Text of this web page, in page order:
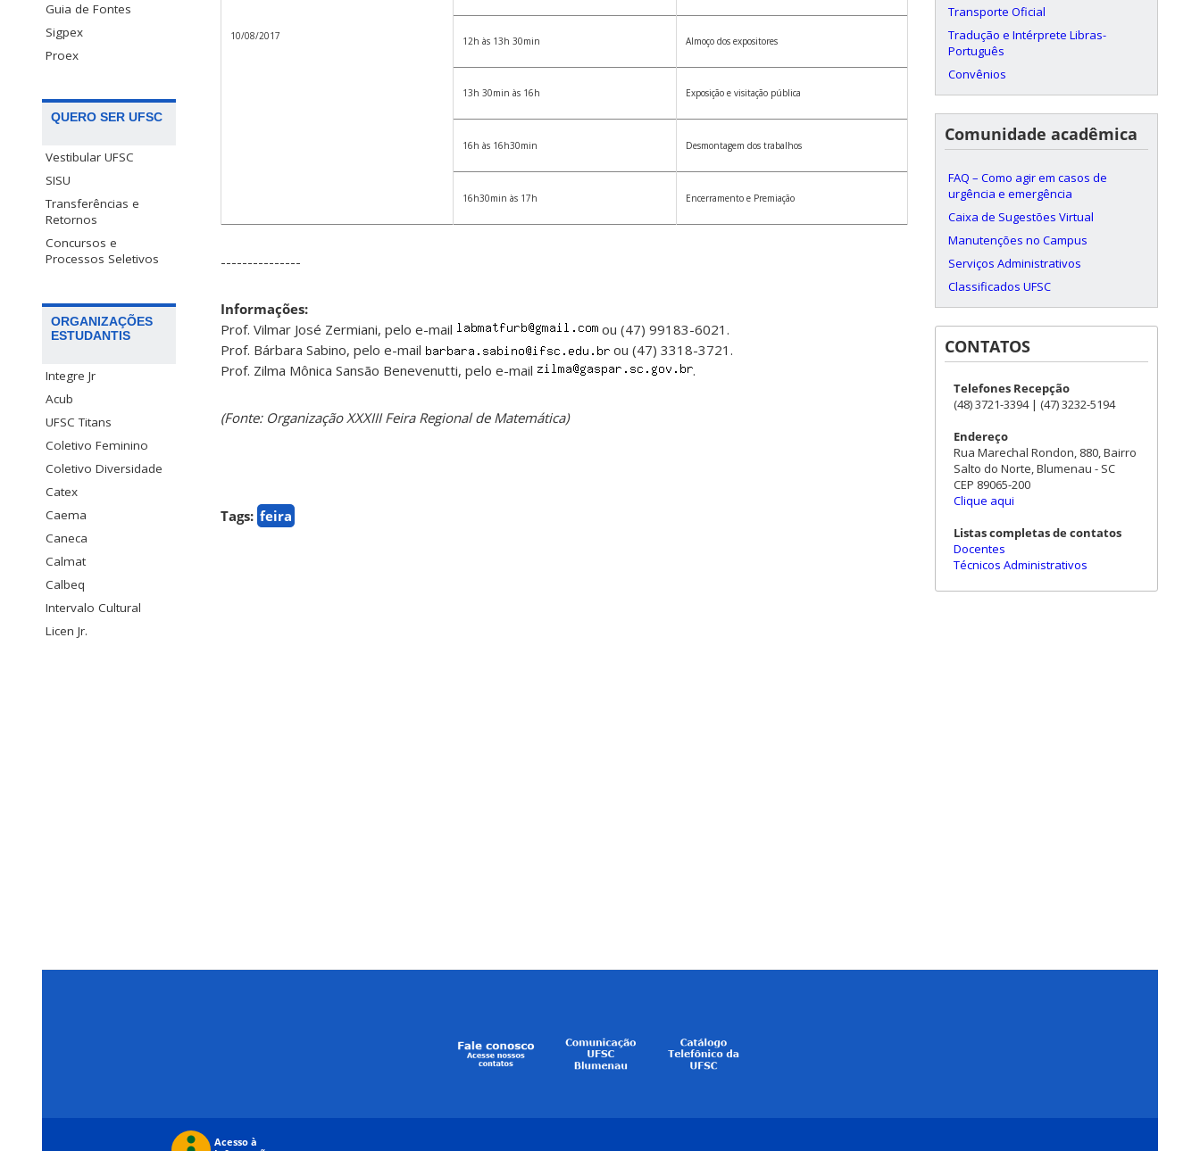
Guia de Fontes
Sigpex
Proex
QUERO SER UFSC
Vestibular UFSC
SISU
Transferências e
Retornos
Concursos e
Processos Seletivos
ORGANIZAÇÕES
ESTUDANTIS
Integre Jr
Acub
UFSC Titans
Coletivo Feminino
Coletivo Diversidade
Catex
Caema
Caneca
Calmat
Calbeq
Intervalo Cultural
Licen Jr.
10/08/2017 12h às 13h 30min Almoço dos expositores
13h 30min às 16h Exposição e visitação pública
16h às 16h30min Desmontagem dos trabalhos
16h30min às 17h Encerramento e Premiação
---------------
Informações:
Prof. Vilmar José Zermiani, pelo e-mail
ou (47) 99183-6021.
Prof. Bárbara Sabino, pelo e-mail
ou (47) 3318-3721.
Prof. Zilma Mônica Sansão Benevenutti, pelo e-mail
.
(Fonte: Organização XXXIII Feira Regional de Matemática)
Tags: feira
Transporte Oficial
Tradução e Intérprete Libras-
Português
Convênios
Comunidade acadêmica
FAQ – Como agir em casos de
urgência e emergência
Caixa de Sugestões Virtual
Manutenções no Campus
Serviços Administrativos
Classificados UFSC
CONTATOS
Telefones Recepção
(48) 3721-3394 | (47) 3232-5194
Endereço
Rua Marechal Rondon, 880, Bairro
Salto do Norte, Blumenau - SC
CEP 89065-200
Clique aqui
Listas completas de contatos
Docentes
Técnicos Administrativos